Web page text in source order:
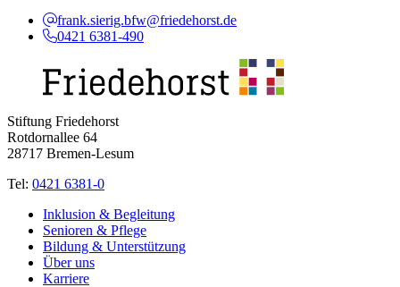
frank.sierig.bfw@friedehorst.de
0421 6381-490
Stiftung Friedehorst
Rotdornallee 64
28717 Bremen-Lesum
Tel: 0421 6381-0
Inklusion & Begleitung
Senioren & Pflege
Bildung & Unterstützung
Über uns
Karriere